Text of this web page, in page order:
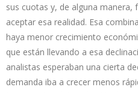
sus cuotas y, de alguna
aceptar esa realidad. Esa
haya menor crecimiento
que están llevando a esa
analistas esperaban una cierta
demanda iba a crecer menos